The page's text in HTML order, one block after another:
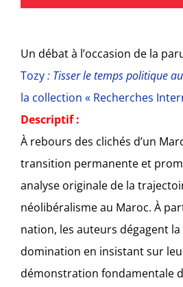
Un débat à l’occasion de la
Tozy: Tisser le temps politique
la collection « Recherches
Descriptif :
À rebours des clichés d’un
transition permanente et
analyse originale de la
néolibéralisme au Maroc. À
nation, les auteurs dégagent
domination en insistant sur
démonstration fondamentale